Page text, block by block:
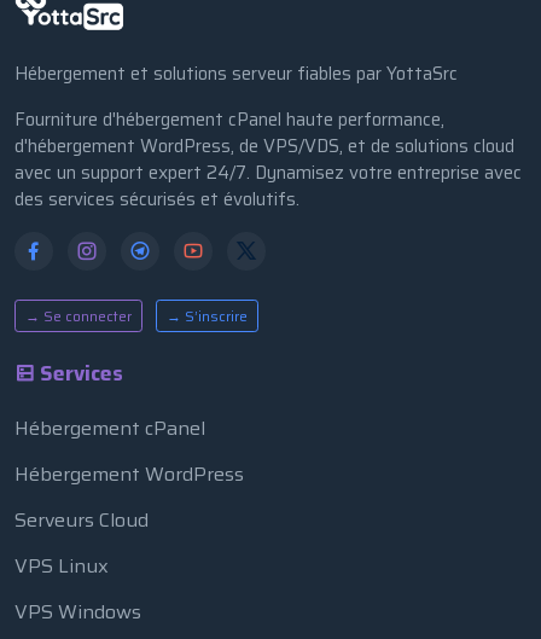
Hébergement et solutions serveur fiables par YottaSrc
Fourniture d'hébergement cPanel haute performance,
d'hébergement WordPress, de VPS/VDS, et de solutions cloud
avec un support expert 24/7. Dynamisez votre entreprise avec
des services sécurisés et évolutifs.
→ Se connecter → S’inscrire
Services
Hébergement cPanel
Hébergement WordPress
Serveurs Cloud
VPS Linux
VPS Windows